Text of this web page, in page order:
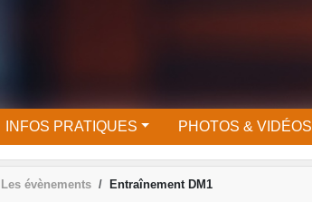
INFOS PRATIQUES PHOTOS & VIDÉOS
Les évènements Entraînement DM1